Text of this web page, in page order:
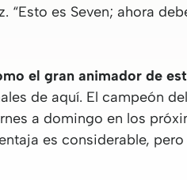
es Seven; ahora
el gran animador de
de aquí. El campeón
a domingo en los
es considerable,